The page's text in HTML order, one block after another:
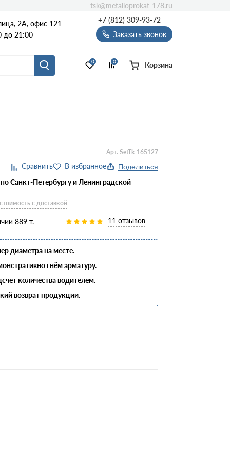
2А, офис 121
до 21:00
+7 (812) 309-93-72
Заказать звонок
0 0 Корзина
tsk@metalloprokat-178.ru
Арт. SetTk-165127
Поделиться
Санкт-Петербургу и Ленинградской
с доставкой
889 т. 11 отзывов
диаметра на месте.
гнём арматуру.
количества водителем.
возврат продукции.